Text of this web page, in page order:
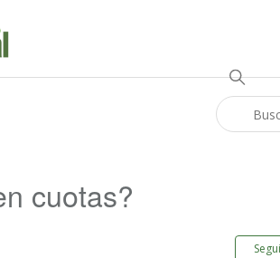
cuotas?